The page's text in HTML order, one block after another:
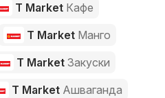
T Market Кафе
T Market Манго
T Market Закуски
T Market Ашваганда